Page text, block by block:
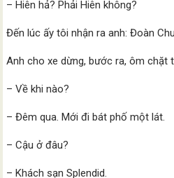
– Hiên hả? Phải Hiên không?
Đến lúc ấy tôi nhận ra anh: Đoàn
Anh cho xe dừng, bước ra, ôm chặt
– Về khi nào?
– Đêm qua. Mới đi bát phố một lát.
– Cậu ở đâu?
– Khách sạn Splendid.